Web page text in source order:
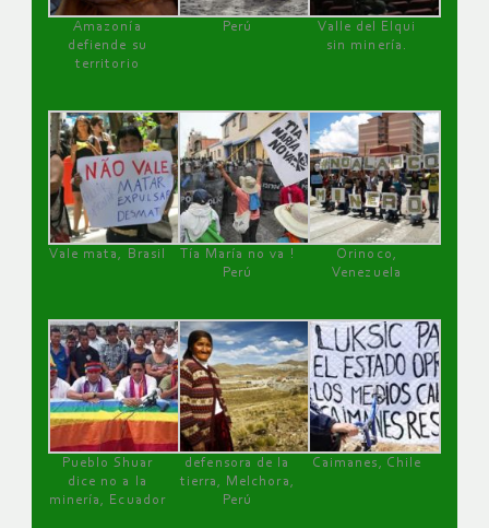
Amazonía
defiende su
territorio
Perú
Valle del Elqui
sin minería.
Vale mata, Brasil
Tía María no va !
Perú
Orinoco,
Venezuela
Pueblo Shuar
dice no a la
minería, Ecuador
defensora de la
tierra, Melchora,
Perú
Caimanes, Chile